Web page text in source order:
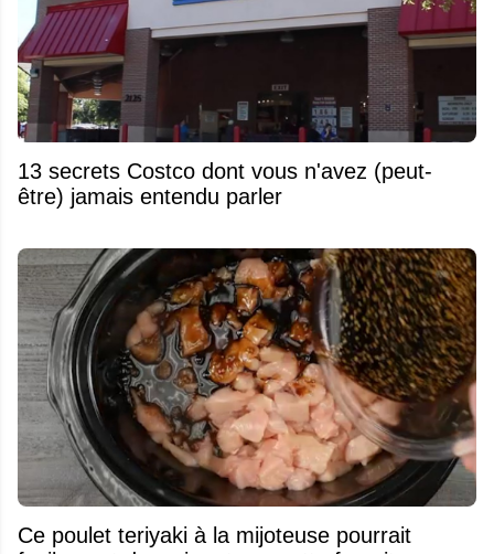
13 secrets Costco dont vous n'avez (peut-
être) jamais entendu parler
Ce poulet teriyaki à la mijoteuse pourrait